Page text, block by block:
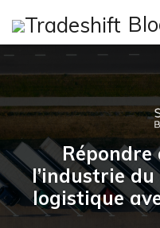
Répondre
l’industrie
logistique